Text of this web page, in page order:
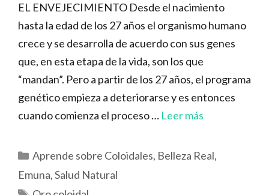
EL ENVEJECIMIENTO Desde el nacimiento
hasta la edad de los 27 años el organismo humano
crece y se desarrolla de acuerdo con sus genes
que, en esta etapa de la vida, son los que
“mandan”. Pero a partir de los 27 años, el programa
genético empieza a deteriorarse y es entonces
cuando comienza el proceso … Leer más
Categorías
Aprende sobre Coloidales, Belleza Real,
Emuna,Salud Natural
Etiquetas